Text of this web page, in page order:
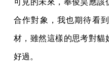
合作對象，我也期待看
材，雖然這樣的思考對貓
好過。